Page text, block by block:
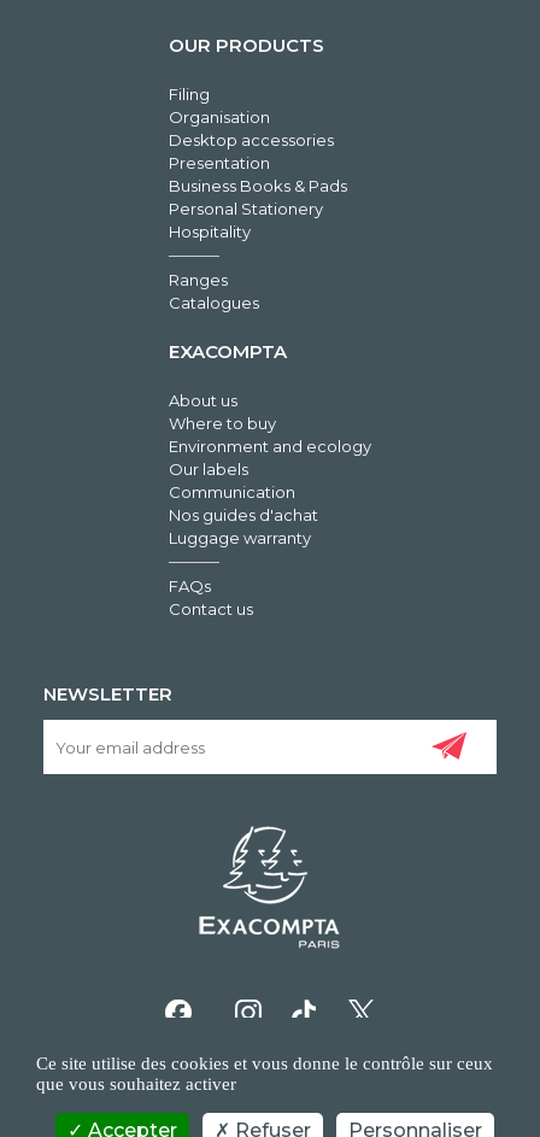
OUR PRODUCTS
Filing
Organisation
Desktop accessories
Presentation
Business Books & Pads
Personal Stationery
Hospitality
Ranges
Catalogues
EXACOMPTA
About us
Where to buy
Environment and ecology
Our labels
Communication
Nos guides d'achat
Luggage warranty
FAQs
Contact us
NEWSLETTER
Ce site utilise des cookies et vous donne le contrôle sur ceux
que vous souhaitez activer
Accepter Refuser Personnaliser